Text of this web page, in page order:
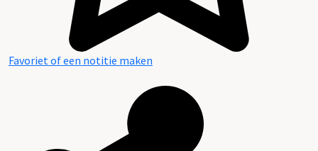
Favoriet of een notitie maken